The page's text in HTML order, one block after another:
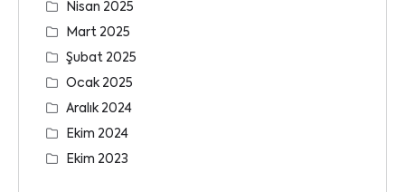
Nisan 2025
Mart 2025
Şubat 2025
Ocak 2025
Aralık 2024
Ekim 2024
Ekim 2023